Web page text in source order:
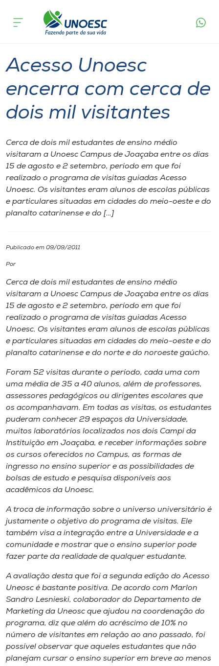
Cursos
Atendimento ao Estudante
Portal de Ensino
A
Internacionalização
Cultura
CPA
Biblioteca
Editora
Rádio
Museu
Unoesc
Store
Selecione
acontece
Acesso Unoesc
encerra com cerca de
dois mil visitantes
Cerca de dois mil estudantes de ensino médio
visitaram a Unoesc Campus de Joaçaba entre os dias
15 de agosto e 2 setembro, período em que foi
realizado o programa de visitas guiadas Acesso
Unoesc. Os visitantes eram alunos de escolas públicas
e particulares situadas em cidades do meio-oeste e do
planalto catarinense e do […]
Publicado em 09/09/2011
Por
Cerca de dois mil estudantes de ensino médio
visitaram a Unoesc Campus de Joaçaba entre os dias
15 de agosto e 2 setembro, período em que foi
realizado o programa de visitas guiadas Acesso
Unoesc. Os visitantes eram alunos de escolas públicas
e particulares situadas em cidades do meio-oeste e do
planalto catarinense e do norte e do noroeste gaúcho.
Foram 52 visitas durante o período, cada uma com
uma média de 35 a 40 alunos, além de professores,
assessores pedagógicos ou dirigentes escolares que
os acompanhavam. Em todas as visitas, os estudantes
puderam conhecer 29 espaços da Universidade,
muitos laboratórios localizados nos dois Campi da
Instituição em Joaçaba, e receber informações sobre
os cursos oferecidos no Campus, as formas de
ingresso no ensino superior e as possibilidades de
bolsas de estudo e pesquisa disponíveis aos
acadêmicos da Unoesc.
A troca de informação sobre o universo universitário é
justamente o objetivo do programa de visitas. Ele
também visa a integração entre a Universidade e a
comunidade e mostrar que o ensino superior pode
fazer parte da realidade de qualquer estudante.
A avaliação desta que foi a segunda edição do Acesso
Uneosc é bastante positiva. De acordo com Marlon
Sandro Lesnieski, colaborador do Departamento de
Marketing da Uneosc que ajudou na coordenação do
programa, diz que além do acréscimo de 10% no
número de visitantes em relação ao ano passado, foi
possível observar que aqueles estudantes que não
planejam cursar o ensino superior em breve ao menos